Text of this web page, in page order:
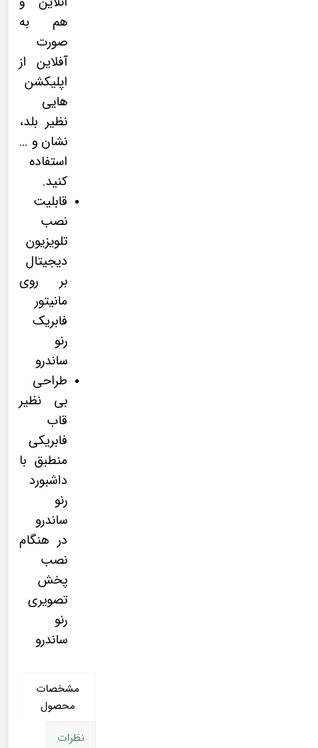
هم به
صورت
آفلاین از
اپلیکشن
هایی
نظیر بلد،
نشان و ...
استفاده
کنید.
قابلیت
نصب
تلویزیون
دیجیتال
بر روی
مانیتور
فابریک
رنو
ساندرو
طراحی
بی نظیر
قاب
فابریکی
منطبق با
داشبورد
رنو
ساندرو
در هنگام
نصب
پخش
تصویری
رنو
ساندرو
مشخصات
محصول
نظرات